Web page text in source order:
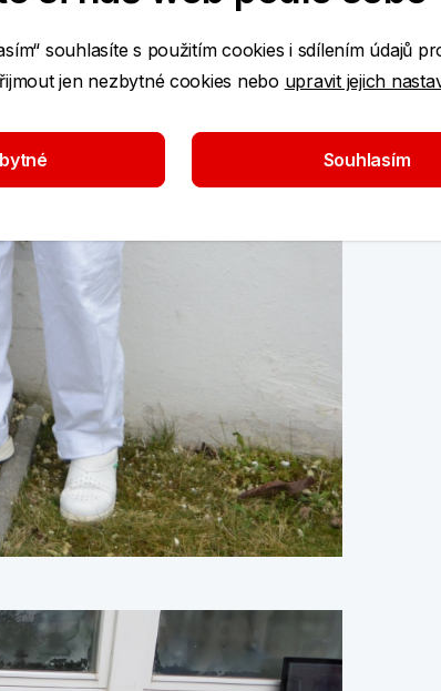
souhlasíte s použitím cookies i sdílením údajů
jen nezbytné cookies nebo upravit jejich
Souhlasím